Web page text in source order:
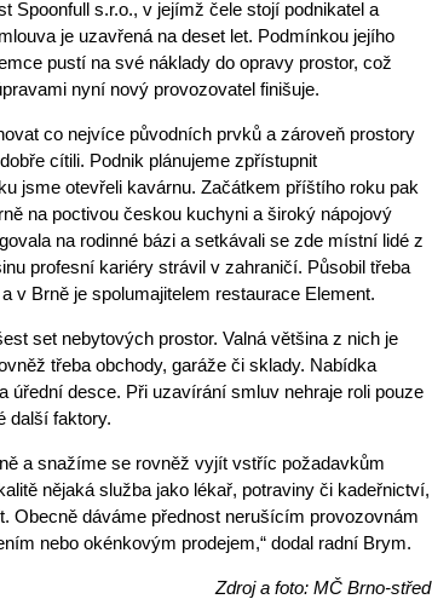
Spoonfull s.r.o., v jejímž čele stojí podnikatel a
je uzavřená na deset let. Podmínkou jejího
pustí na své náklady do opravy prostor, což
nyní nový provozovatel finišuje.
co nejvíce původních prvků a zároveň prostory
cítili. Podnik plánujeme zpřístupnit
jsme otevřeli kavárnu. Začátkem příštího roku pak
na poctivou českou kuchyni a široký nápojový
na rodinné bázi a setkávali se zde místní lidé z
profesní kariéry strávil v zahraničí. Působil třeba
v Brně je spolumajitelem restaurace Element.
set nebytových prostor. Valná většina z nich je
třeba obchody, garáže či sklady. Nabídka
úřední desce. Při uzavírání smluv nehraje roli pouze
další faktory.
a snažíme se rovněž vyjít vstříc požadavkům
nějaká služba jako lékař, potraviny či kadeřnictví,
Obecně dáváme přednost nerušícím provozovnám
nebo okénkovým prodejem,“ dodal radní Brym.
Zdroj a foto: MČ Brno-střed